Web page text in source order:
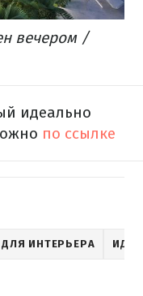
вечером /
идеально
по ссылке
ДЛЯ ИНТЕРЬЕРА